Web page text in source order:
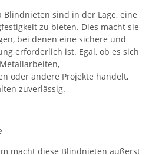
Blindnieten sind in der Lage, eine
zu bieten. Dies macht sie
bei denen eine sichere und
erforderlich ist. Egal, ob es sich
oder andere Projekte handelt,
zuverlässig.
macht diese Blindnieten äußerst